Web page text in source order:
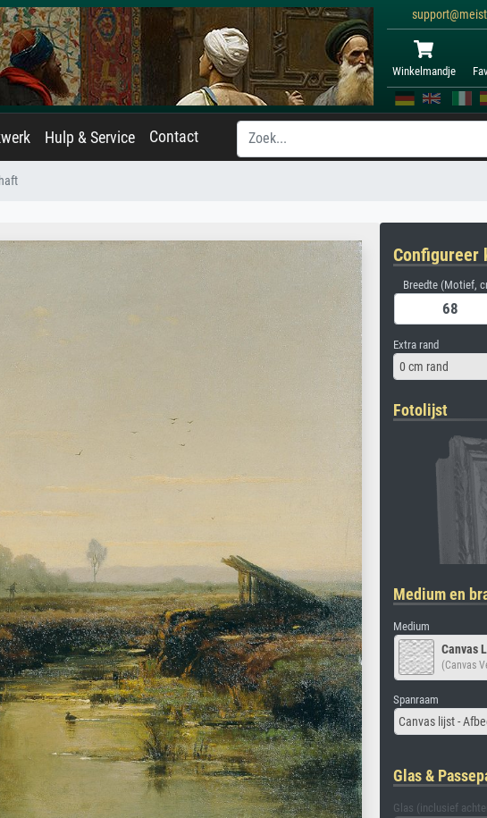
Winkelmandje
Hulp & Service Contact
Configureer
Breedte (Motief,
Extra rand
0 cm rand
Fotolijst
Medium en
Medium
Canvas
(Canvas
Spanraam
Glas &
Glas (inclusief